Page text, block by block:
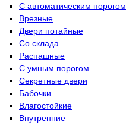
С автоматическим порогом
Врезные
Двери потайные
Со склада
Распашные
С умным порогом
Секретные двери
Бабочки
Влагостойкие
Внутренние